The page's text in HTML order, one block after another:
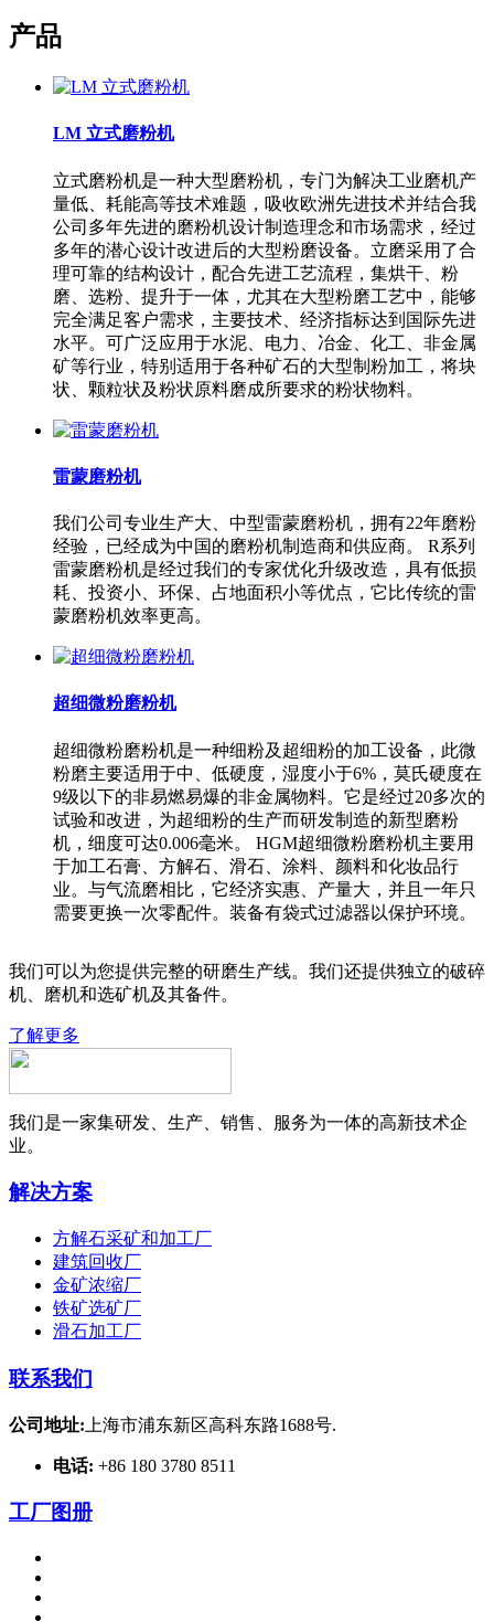
产品
LM 立式磨粉机
立式磨粉机是一种大型磨粉机，专门为解决工业磨机产
量低、耗能高等技术难题，吸收欧洲先进技术并结合我
公司多年先进的磨粉机设计制造理念和市场需求，经过
多年的潜心设计改进后的大型粉磨设备。立磨采用了合
理可靠的结构设计，配合先进工艺流程，集烘干、粉
磨、选粉、提升于一体，尤其在大型粉磨工艺中，能够
完全满足客户需求，主要技术、经济指标达到国际先进
水平。可广泛应用于水泥、电力、冶金、化工、非金属
矿等行业，特别适用于各种矿石的大型制粉加工，将块
状、颗粒状及粉状原料磨成所要求的粉状物料。
雷蒙磨粉机
我们公司专业生产大、中型雷蒙磨粉机，拥有22年磨粉
经验，已经成为中国的磨粉机制造商和供应商。 R系列
雷蒙磨粉机是经过我们的专家优化升级改造，具有低损
耗、投资小、环保、占地面积小等优点，它比传统的雷
蒙磨粉机效率更高。
超细微粉磨粉机
超细微粉磨粉机是一种细粉及超细粉的加工设备，此微
粉磨主要适用于中、低硬度，湿度小于6%，莫氏硬度在
9级以下的非易燃易爆的非金属物料。它是经过20多次的
试验和改进，为超细粉的生产而研发制造的新型磨粉
机，细度可达0.006毫米。 HGM超细微粉磨粉机主要用
于加工石膏、方解石、滑石、涂料、颜料和化妆品行
业。与气流磨相比，它经济实惠、产量大，并且一年只
需要更换一次零配件。装备有袋式过滤器以保护环境。
我们可以为您提供完整的研磨生产线。我们还提供独立的破碎
机、磨机和选矿机及其备件。
了解更多
我们是一家集研发、生产、销售、服务为一体的高新技术企
业。
解决方案
方解石采矿和加工厂
建筑回收厂
金矿浓缩厂
铁矿选矿厂
滑石加工厂
联系我们
公司地址: 上海市浦东新区高科东路1688号.
电话: +86 180 3780 8511
工厂图册